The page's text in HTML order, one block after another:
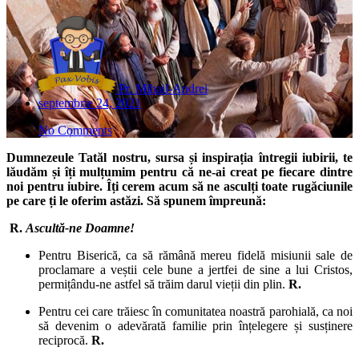
Pr. Mihail-Andrei
septembrie 24, 2021
No Comments
Dumnezeule Tatăl nostru, sursa și inspirația întregii iubirii, te
lăudăm și îți mulțumim pentru că ne-ai creat pe fiecare dintre
noi pentru iubire. Îți cerem acum să ne asculți toate rugăciunile
pe care ți le oferim astăzi. Să spunem împreună:
R. Ascultă-ne Doamne!
Pentru Biserică, ca să rămână mereu fidelă misiunii sale de
proclamare a veștii cele bune a jertfei de sine a lui Cristos,
permițându-ne astfel să trăim darul vieții din plin. R.
Pentru cei care trăiesc în comunitatea noastră parohială, ca noi
să devenim o adevărată familie prin înțelegere și susținere
reciprocă. R.